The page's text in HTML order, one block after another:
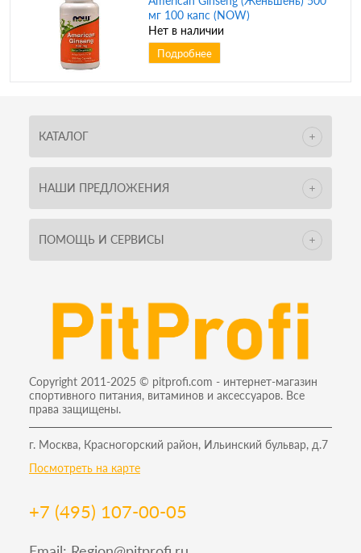
мг 100 капс (NOW)
Нет в наличии
Подробнее
КАТАЛОГ
НАШИ ПРЕДЛОЖЕНИЯ
ПОМОЩЬ И СЕРВИСЫ
Copyright 2011-2025 © pitprofi.com - интернет-магазин
спортивного питания, витаминов и аксессуаров. Все
права защищены.
г. Москва, Красногорский район, Ильинский бульвар, д.7
Посмотреть на карте
+7 (495) 107-00-05